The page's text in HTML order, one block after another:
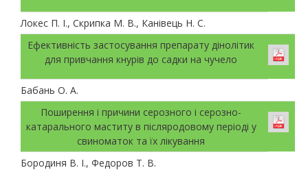
Локес П. І., Скрипка М. В., Канівець Н. С.
Ефективність застосування препарату дінолітик
для привчання кнурів до садки на чучело
Бабань О. А.
Поширення і причини серозного і серозно-
катарального маститу в післяродовому періоді у
свиноматок та їх лікування
Бородиня В. І., Федоров Т. В.